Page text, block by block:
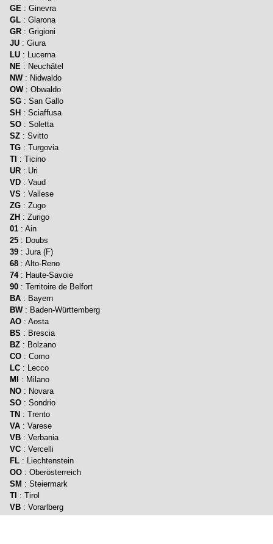
GE : Ginevra
GL : Glarona
GR : Grigioni
JU : Giura
LU : Lucerna
NE : Neuchâtel
NW: Nidwaldo
OW: Obwaldo
SG : San Gallo
SH : Sciaffusa
SO : Soletta
SZ : Svitto
TG : Turgovia
TI : Ticino
UR : Uri
VD : Vaud
VS : Vallese
ZG : Zugo
ZH : Zurigo
01 : Ain
25 : Doubs
39 : Jura (F)
68 : Alto-Reno
74: Haute-Savoie
90 : Territoire de Belfort
BA : Bayern
BW: Baden-Württemberg
AO : Aosta
BS : Brescia
BZ : Bolzano
CO : Como
LC : Lecco
MI : Milano
NO : Novara
SO : Sondrio
TN : Trento
VA : Varese
VB : Verbania
VC : Vercelli
FL : Liechtenstein
OO : Oberösterreich
SM : Steiermark
TI : Tirol
VB : Vorarlberg